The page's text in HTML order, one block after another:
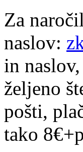
Za
naslov:
in
željeno
pošti,
tako